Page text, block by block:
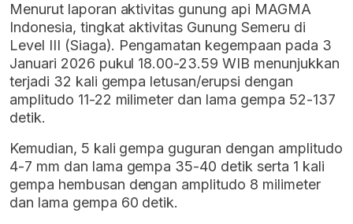
Menurut laporan aktivitas gunung api MAGMA
Indonesia, tingkat aktivitas Gunung Semeru di
Level III (Siaga). Pengamatan kegempaan pada 3
Januari 2026 pukul 18.00-23.59 WIB menunjukkan
terjadi 32 kali gempa letusan/erupsi dengan
amplitudo 11-22 milimeter dan lama gempa 52-137
detik.
Kemudian, 5 kali gempa guguran dengan amplitudo
4-7 mm dan lama gempa 35-40 detik serta 1 kali
gempa hembusan dengan amplitudo 8 milimeter
dan lama gempa 60 detik.